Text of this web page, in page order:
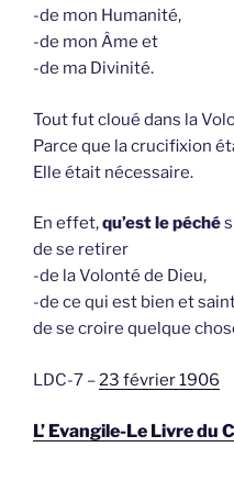
-de mon Humanité,
-de mon Âme et
-de ma Divinité.
Tout fut cloué dans la
Parce que la crucifixion
Elle était nécessaire.
En effet,qu’est le péché
de se retirer
-de la Volonté de Dieu,
-de ce qui est bien et
de se croire quelque
LDC-7 – 23 février 1906
L’ Evangile-Le Livre du